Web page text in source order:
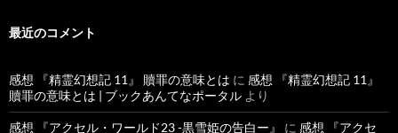
最近のコメント
感想 『精霊幻想記 11』 贖罪の意味とは に 感想 『精霊幻想記 11』
贖罪の意味とは | ブックあんてなポータル より
感想 『アクセル・ワールド23 -黒雪姫の告白ー』 に 感想 『アクセ